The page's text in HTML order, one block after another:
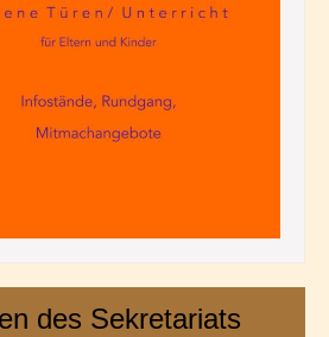
des Sekretariats